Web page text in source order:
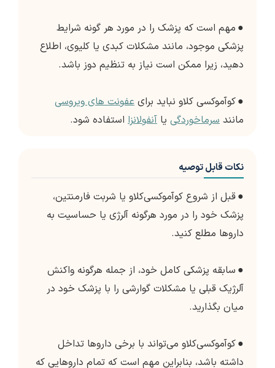
● مهم است که پزشک را در مورد هر گونه شرایط
پزشکی موجود، مانند مشکلات کبدی یا کلیوی، اطلاع
دهید، زیرا ممکن است نیاز به تنظیم دوز باشد.
●کوآموکسی کلاو نباید برای عفونت های ویروسی
مانند سرماخوردگی یا آنفولانزا استفاده شود.
نکات قابل توصیه
●قبل از شروع کوآموکسی‌کلاو یا شربت فارمنتین،
پزشک خود را در مورد هرگونه آلرژی یا حساسیت به
داروها مطلع کنید.
● سابقه پزشکی کامل خود، از جمله هرگونه واکنش
آلرژیک قبلی یا مشکلات گوارشی را با پزشک خود در
میان بگذارید.
●کوآموکسی‌کلاو می‌تواند با برخی داروها تداخل
داشته باشد، بنابراین مهم است که تمام داروهایی که